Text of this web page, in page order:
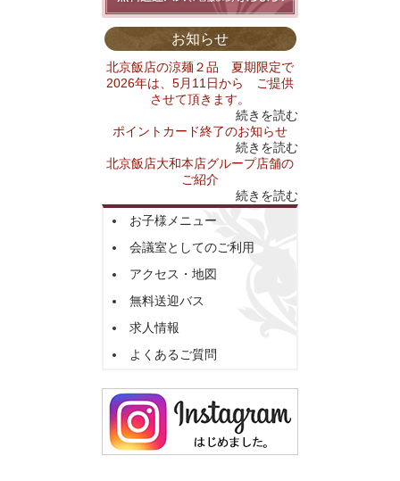
お知らせ
北京飯店の涼麺２品 夏期限定で
2026年は、5月11日から ご提供
させて頂きます。
続きを読む
ポイントカード終了のお知らせ
続きを読む
北京飯店大和本店グループ店舗の
ご紹介
続きを読む
お子様メニュー
会議室としてのご利用
アクセス・地図
無料送迎バス
求人情報
よくあるご質問